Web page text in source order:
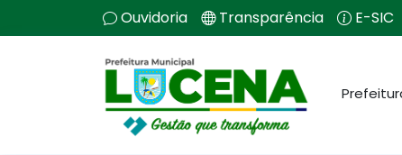
Ouvidoria Transparência E-SIC